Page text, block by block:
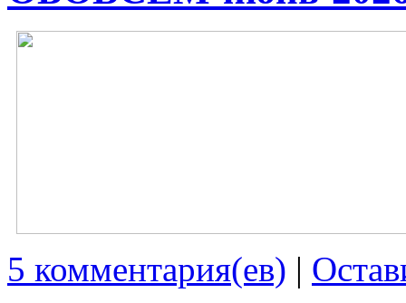
5 комментария(ев) |